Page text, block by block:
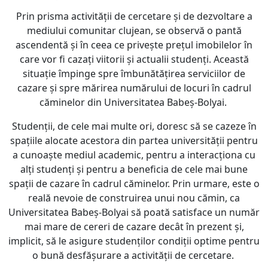
Prin prisma activității de cercetare și de dezvoltare a
mediului comunitar clujean, se observă o pantă
ascendentă și în ceea ce privește prețul imobilelor în
care vor fi cazați viitorii și actualii studenți. Această
situație împinge spre îmbunătățirea serviciilor de
cazare și spre mărirea numărului de locuri în cadrul
căminelor din Universitatea Babeș-Bolyai.
Studenții, de cele mai multe ori, doresc să se cazeze în
spațiile alocate acestora din partea universității pentru
a cunoaște mediul academic, pentru a interacționa cu
alți studenți și pentru a beneficia de cele mai bune
spații de cazare în cadrul căminelor. Prin urmare, este o
reală nevoie de construirea unui nou cămin, ca
Universitatea Babeș-Bolyai să poată satisface un număr
mai mare de cereri de cazare decât în prezent și,
implicit, să le asigure studenților condiții optime pentru
o bună desfășurare a activității de cercetare.